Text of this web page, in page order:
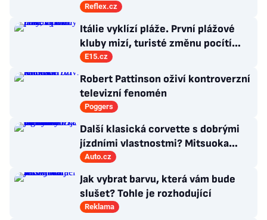
moc nevědí, co s ním
Reflex.cz
Itálie vyklízí pláže. První plážové
kluby mizí, turisté změnu pocítí
brzy
E15.cz
Robert Pattinson oživí kontroverzní
televizní fenomén
Poggers
Další klasická corvette s dobrými
jízdními vlastnostmi? Mitsuoka
znovu využije legendární MX-5
Auto.cz
Jak vybrat barvu, která vám bude
slušet? Tohle je rozhodující
Reklama